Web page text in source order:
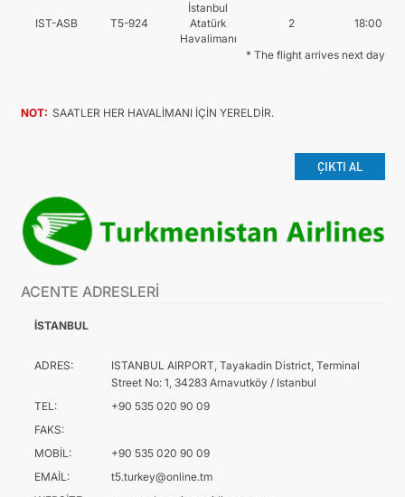
IST-ASB T5-924
İstanbul
Atatürk
Havalimanı
2 18:00
* The flight arrives next day
NOT: SAATLER HER HAVALİMANI İÇİN YERELDİR.
ÇIKTI AL
ACENTE ADRESLERİ
İSTANBUL
ADRES:
ISTANBUL AIRPORT, Tayakadin District, Terminal
Street No: 1, 34283 Arnavutköy / Istanbul
TEL:
+90 535 020 90 09
FAKS:
MOBİL:
+90 535 020 90 09
EMAİL:
t5.turkey@online.tm